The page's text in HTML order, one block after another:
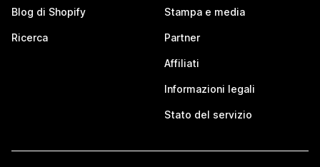
Blog di Shopify
Ricerca
Stampa e media
Partner
Affiliati
Informazioni legali
Stato del servizio